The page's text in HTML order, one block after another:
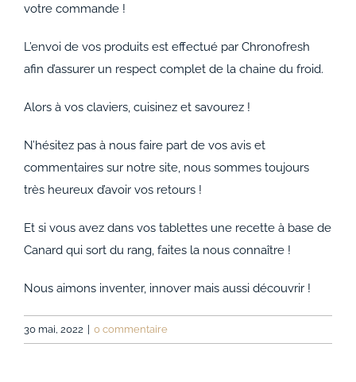
votre commande !
L’envoi de vos produits est effectué par Chronofresh
afin d’assurer un respect complet de la chaine du froid.
Alors à vos claviers, cuisinez et savourez !
N’hésitez pas à nous faire part de vos avis et
commentaires sur notre site, nous sommes toujours
très heureux d’avoir vos retours !
Et si vous avez dans vos tablettes une recette à base de
Canard qui sort du rang, faites la nous connaître !
Nous aimons inventer, innover mais aussi découvrir !
30 mai, 2022 | 0 commentaire